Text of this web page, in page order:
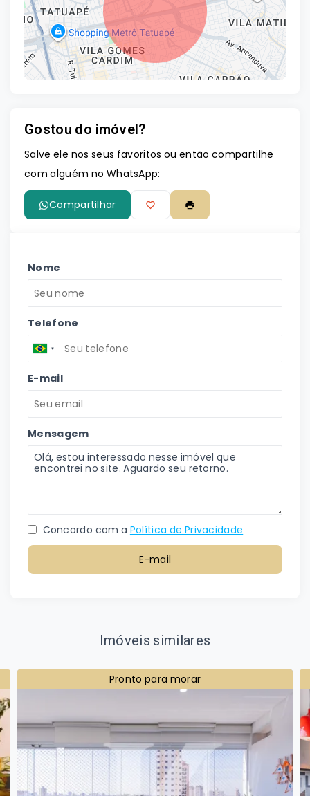
Gostou do imóvel?
Salve ele nos seus favoritos ou então compartilhe
com alguém no WhatsApp:
Compartilhar
Nome
Telefone
E-mail
Mensagem
Concordo com a Política de Privacidade
E-mail
Imóveis similares
Pronto para morar